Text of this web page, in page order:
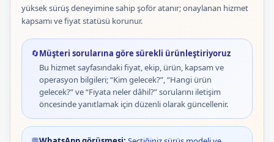
yüksek sürüş deneyimine sahip şoför atanır; onaylanan hizmet
kapsamı ve fiyat statüsü korunur.
🔄Müşteri sorularına göre sürekli ürünleştiriyoruz
Bu hizmet sayfasındaki fiyat, ekip, ürün, kapsam ve
operasyon bilgileri; “Kim gelecek?”, “Hangi ürün
gelecek?” ve “Fiyata neler dâhil?” sorularını iletişim
öncesinde yanıtlamak için düzenli olarak güncellenir.